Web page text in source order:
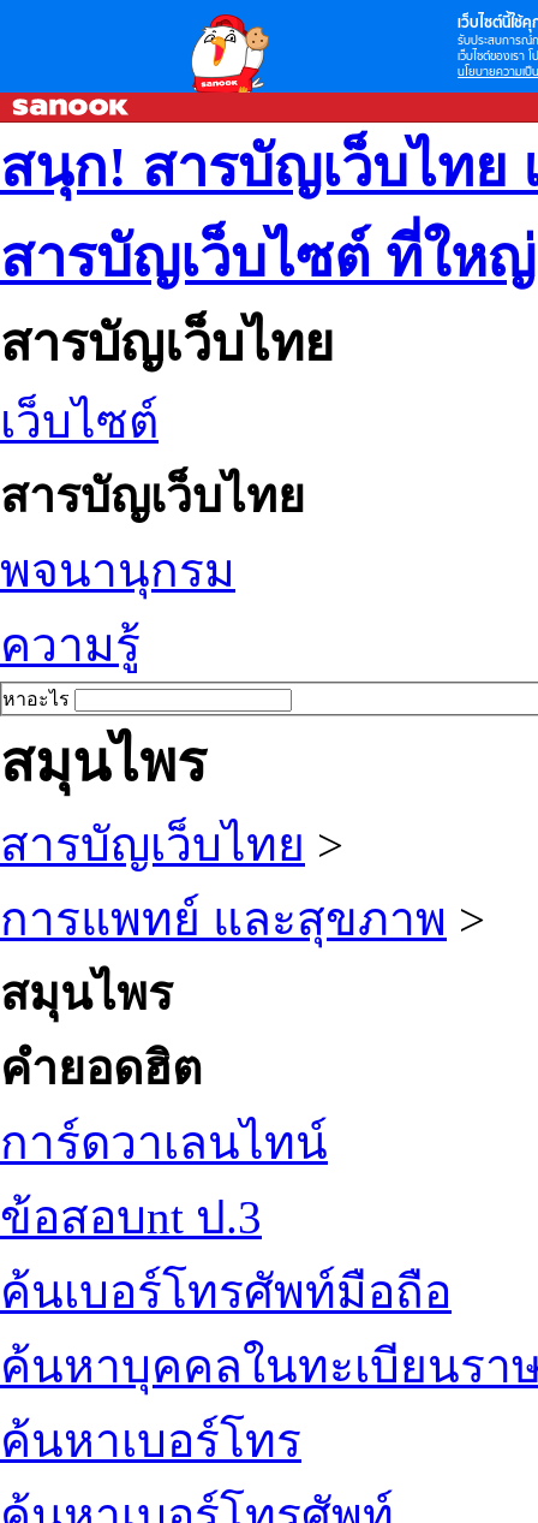
เว็บไซต์นี้ใช้คุ
รับประสบการณ์
เว็บไซต์ของเรา
นโยบายความเป็
สนุก! สารบัญเว็บไทย
สารบัญเว็บไซต์ ที่ให
สารบัญเว็บไทย
เว็บไซต์
สารบัญเว็บไทย
พจนานุกรม
ความรู้
หาอะไร
สมุนไพร
สารบัญเว็บไทย >
การแพทย์ และสุขภาพ >
สมุนไพร
คำยอดฮิต
การ์ดวาเลนไทน์
ข้อสอบnt ป.3
ค้นเบอร์โทรศัพท์มือถือ
ค้นหาบุคคลในทะเบียนรา
ค้นหาเบอร์โทร